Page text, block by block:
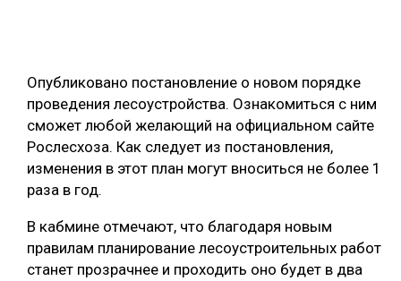
БИОЭНЕРГЕТИКА
ЛЕСОВОССТАНОВЛЕНИЕ И ЗАЩИТА
ЛОГИСТИКА
ПРОИЗВОДСТВО ДРЕВЕСНЫХ ПЛИТ
КОМПЛЕКСНАЯ ПЕРЕРАБОТКА
ТЕМАТИЧЕСКИЕ ПРОЕКТЫ
ПОДБОРКИ СТАТЕЙ
Опубликовано постановление о новом порядке
проведения лесоустройства. Ознакомиться с ним
сможет любой желающий на официальном сайте
Рослесхоза. Как следует из постановления,
изменения в этот план могут вноситься не более 1
раза в год.
В кабмине отмечают, что благодаря новым
правилам планирование лесоустроительных работ
станет прозрачнее и проходить оно будет в два